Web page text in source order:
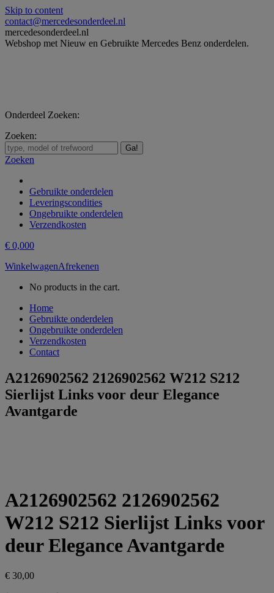
Skip to content
contact@mercedesonderdeel.nl
mercedesonderdeel.nl
Webshop met Nieuw en Gebruikte Mercedes Benz onderdelen.
Onderdeel Zoeken:
Zoeken:
Zoeken
Gebruikte onderdelen
Leveringscondities
Ongebruikte onderdelen
Verzendkosten
€ 0,000
WinkelwagenAfrekenen
No products in the cart.
Home
Gebruikte onderdelen
Ongebruikte onderdelen
Verzendkosten
Contact
A2126902562 2126902562 W212 S212
Sierlijst Links voor deur Elegance
Avantgarde
A2126902562 2126902562
W212 S212 Sierlijst Links voor
deur Elegance Avantgarde
€ 30,00